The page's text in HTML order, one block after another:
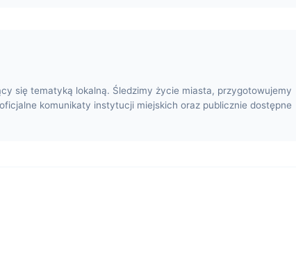
się tematyką lokalną. Śledzimy życie miasta, przygotowujemy
komunikaty instytucji miejskich oraz publicznie dostępne